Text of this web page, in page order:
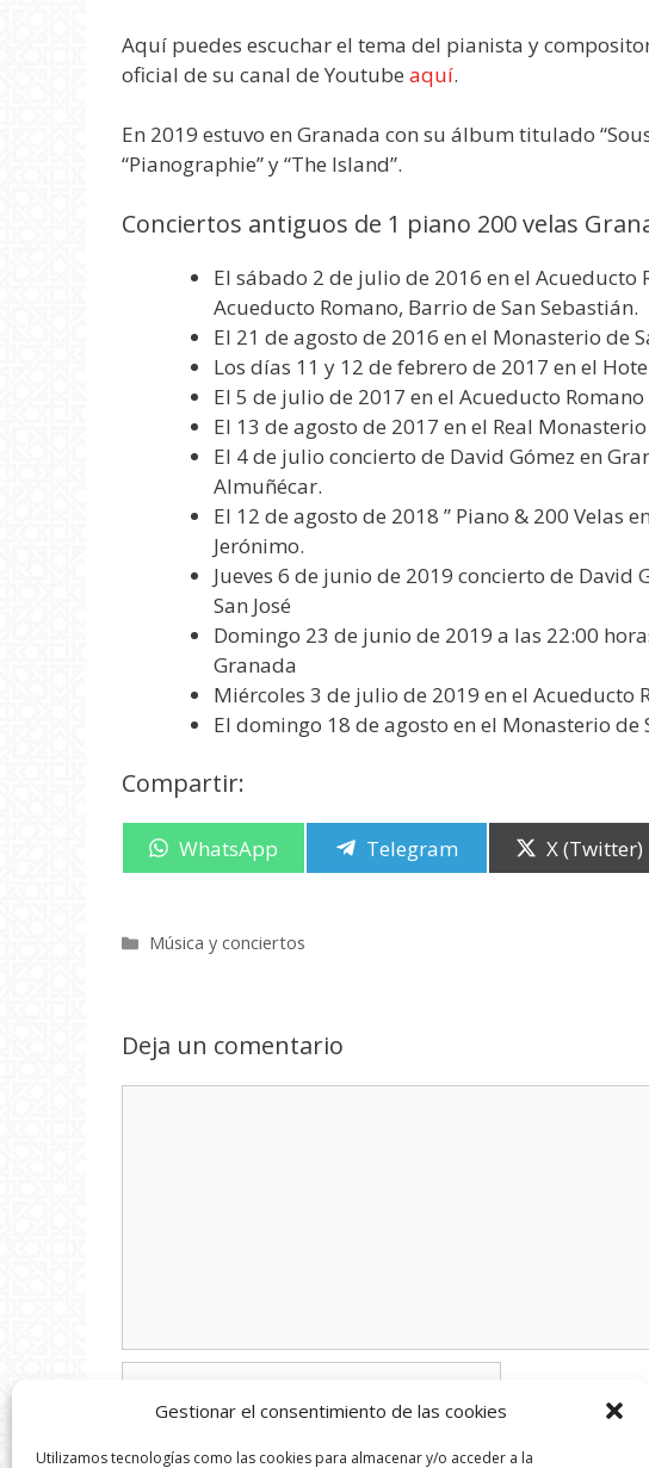
Gestionar el consentimiento de las cookies
Utilizamos tecnologías como las cookies para almacenar y/o acceder a la
Aquí puedes escuchar el tema del pianista y
oficial de su canal de Youtube aquí.
En 2019 estuvo en Granada con su álbum titulado
“Pianographie” y “The Island”.
Conciertos antiguos de 1 piano 200 velas
El sábado 2 de julio de 2016 en el Acueducto
Acueducto Romano, Barrio de San Sebastián.
El 21 de agosto de 2016 en el Monasterio de
Los días 11 y 12 de febrero de 2017 en el
El 5 de julio de 2017 en el Acueducto
El 13 de agosto de 2017 en el Real
El 4 de julio concierto de David Gómez en
Almuñécar.
El 12 de agosto de 2018 ” Piano & 200 Velas
Jerónimo.
Jueves 6 de junio de 2019 concierto de David
San José
Domingo 23 de junio de 2019 a las 22:00
Granada
Miércoles 3 de julio de 2019 en el Acueducto
El domingo 18 de agosto en el Monasterio de
Compartir:
Compartir
en
WhatsApp Compartir
en
Telegram Compartir
en
X (Twitter)
Categorías
Música y conciertos
Deja un comentario
Nombre
Correo